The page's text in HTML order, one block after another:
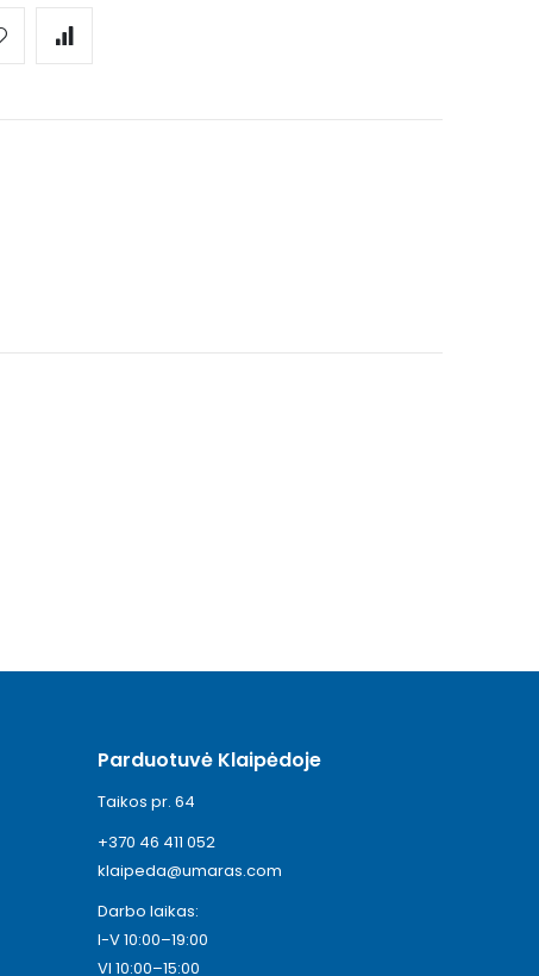
Parduotuvė Klaipėdoje
Taikos pr. 64
+370 46 411 052
klaipeda@umaras.com
Darbo laikas:
I-V 10:00–19:00
VI 10:00–15:00